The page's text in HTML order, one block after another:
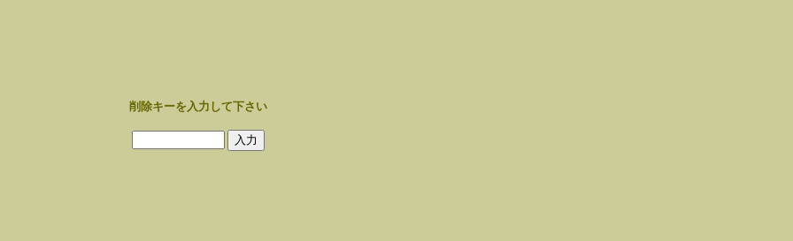
削除キーを入力して下さい